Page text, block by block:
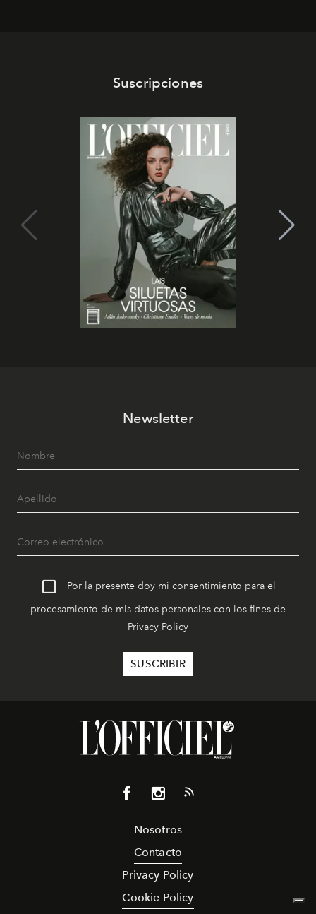
Suscripciones
Newsletter
Por la presente doy mi consentimiento para el
procesamiento de mis datos personales con los fines de
Privacy Policy
Nosotros
Contacto
Privacy Policy
Cookie Policy